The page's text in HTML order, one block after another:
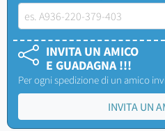
INVITA UN AMICO
E GUADAGNA !!!
Per ogni spedizione di un amico
INVITA UN